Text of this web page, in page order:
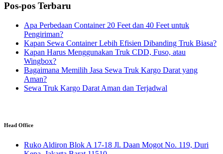
Pos-pos Terbaru
Apa Perbedaan Container 20 Feet dan 40 Feet untuk
Pengiriman?
Kapan Sewa Container Lebih Efisien Dibanding Truk Biasa?
Kapan Harus Menggunakan Truk CDD, Fuso, atau
Wingbox?
Bagaimana Memilih Jasa Sewa Truk Kargo Darat yang
Aman?
Sewa Truk Kargo Darat Aman dan Terjadwal
Head Office
Ruko Aldiron Blok A 17-18 Jl. Daan Mogot No. 119, Duri